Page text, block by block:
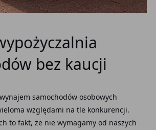
bez kaucji
samochodów osobowych
względami na tle konkurencji.
to fakt, że nie wymagamy od naszych